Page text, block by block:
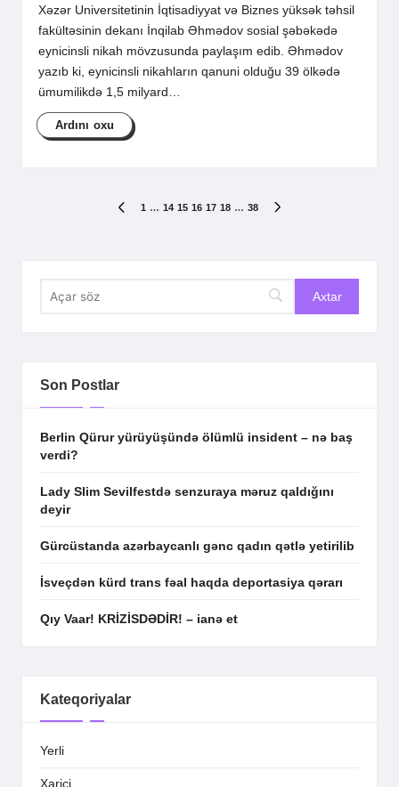
Xəzər Universitetinin İqtisadiyyat və Biznes yüksək təhsil
fakültəsinin dekanı İnqilab Əhmədov sosial şəbəkədə
eynicinsli nikah mövzusunda paylaşım edib. Əhmədov
yazıb ki, eynicinsli nikahların qanuni olduğu 39 ölkədə
ümumilikdə 1,5 milyard…
Ardını oxu
PREVIOUS
1 … 14 15 16 17 18 … 38
Son Postlar
Berlin Qürur yürüyüşündə ölümlü insident – nə baş
verdi?
Lady Slim Sevilfestdə senzuraya məruz qaldığını
deyir
Gürcüstanda azərbaycanlı gənc qadın qətlə yetirilib
İsveçdən kürd trans fəal haqda deportasiya qərarı
Qıy Vaar! KRİZİSDƏDİR! – ianə et
Kateqoriyalar
Yerli
Xarici